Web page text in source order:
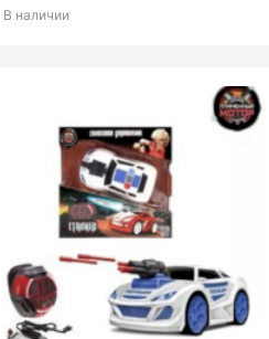
В наличии